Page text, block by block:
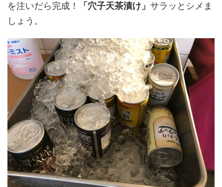
を注いだら完成！
「穴子天茶漬け」 サラッとシメま
しょう。